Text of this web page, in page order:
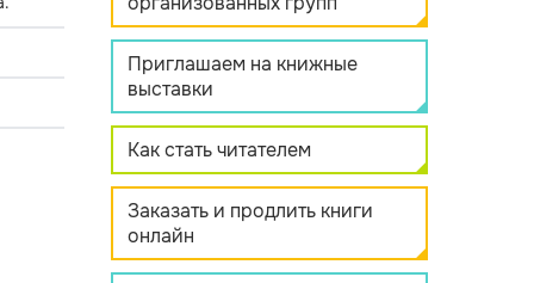
Приглашаем на книжные
выставки
Как стать читателем
Заказать и продлить книги
онлайн